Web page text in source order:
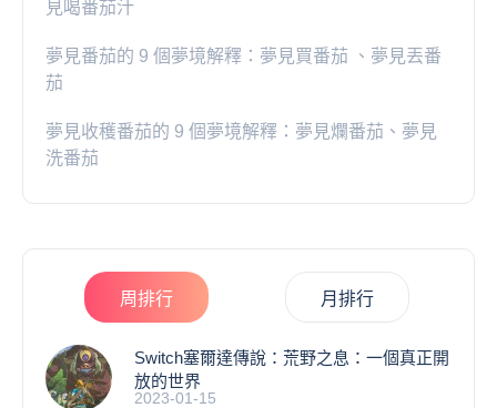
見喝番茄汁
夢見番茄的 9 個夢境解釋：夢見買番茄 、夢見丟番
茄
夢見收穫番茄的 9 個夢境解釋：夢見爛番茄、夢見
洗番茄
周排行 月排行
Switch塞爾達傳說：荒野之息：一個真正開
放的世界
2023-01-15